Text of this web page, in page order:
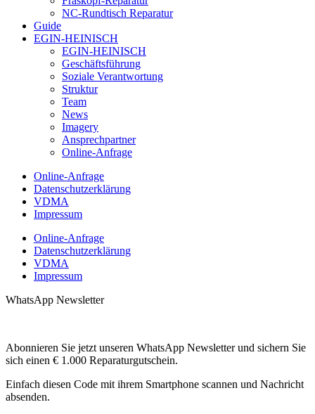
NC-Rundtisch Reparatur
Guide
EGIN-HEINISCH
EGIN-HEINISCH
Geschäftsführung
Soziale Verantwortung
Struktur
Team
News
Imagery
Ansprechpartner
Online-Anfrage
Online-Anfrage
Datenschutzerklärung
VDMA
Impressum
Online-Anfrage
Datenschutzerklärung
VDMA
Impressum
WhatsApp Newsletter
Abonnieren Sie jetzt unseren WhatsApp Newsletter und sichern Sie
sich einen € 1.000 Reparaturgutschein.
Einfach diesen Code mit ihrem Smartphone scannen und Nachricht
absenden.